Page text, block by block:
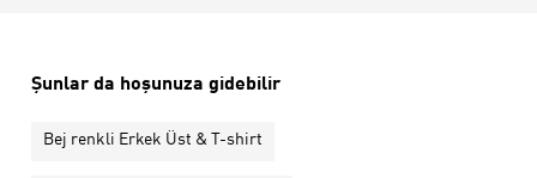
Şunlar da hoşunuza gidebilir
Bej renkli Erkek Üst & T-shirt